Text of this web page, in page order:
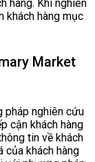
hàng. Khi nghiên
khách hàng mục
Market
pháp nghiên cứu
cận khách hàng
tin về khách
của khách hàng